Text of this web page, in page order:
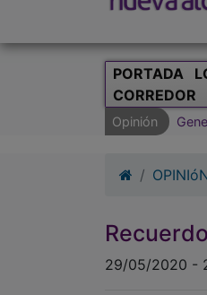
PORTADA
CORREDOR
Opinión
29/05/2020 -